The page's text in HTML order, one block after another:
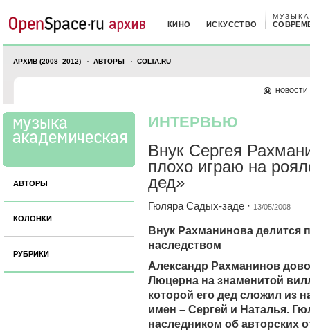
КИНО ИСКУССТВО
МУЗЫКА
АРХИВ (2008–2012) АВТОРЫ COLTA.RU
НОВОСТИ
АВТОРЫ
КОЛОНКИ
РУБРИКИ
ИНТЕРВЬЮ
Внук Сергея
плохо играю на
дед»
Гюляра Садых-заде · 13/05/2008
Внук Рахманинова делится
наследством
Александр Рахманинов
Люцерна на знаменитой
которой его дед сложил из
имен – Сергей и Наталья.
наследником об авторских